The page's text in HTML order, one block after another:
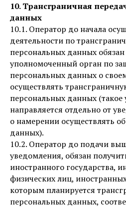
10. Трансграничная
данных
10.1. Оператор до начала
деятельности по
персональных данных
уполномоченный орган по
персональных данных о
осуществлять
персональных данных (такое
направляется отдельно от
о намерении осуществлять
данных).
10.2. Оператор до подачи
уведомления, обязан
иностранного государства,
физических лиц,
которым планируется
персональных данных,